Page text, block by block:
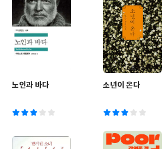
노인과 바다 소년이 온다